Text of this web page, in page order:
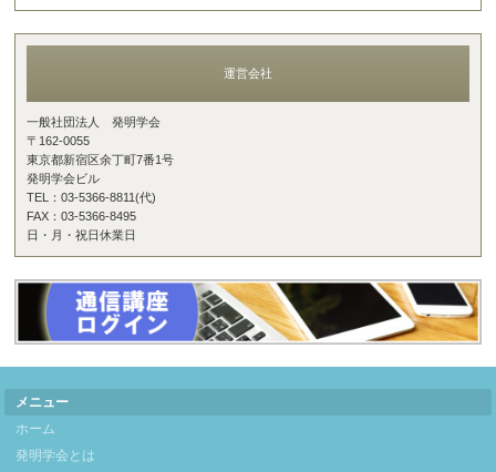
運営会社
一般社団法人 発明学会
〒162-0055
東京都新宿区余丁町7番1号
発明学会ビル
TEL：03-5366-8811(代)
FAX：03-5366-8495
日・月・祝日休業日
メニュー
ホーム
発明学会とは